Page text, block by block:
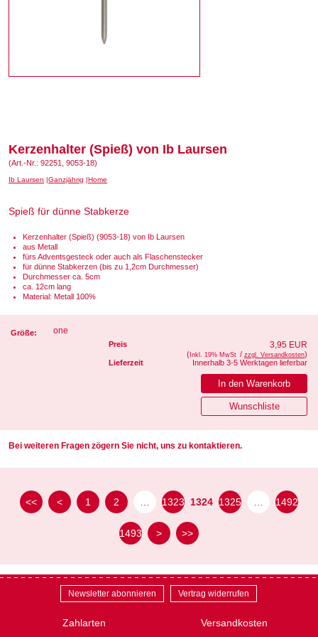
Kerzenhalter (Spieß) von Ib Laursen
(Art.-Nr.: 92251, 9053-18)
Ib Laursen Ganzjährig Home
Spieß für dünne Stabkerze
Kerzenhalter (Spieß) (9053-18) von Ib Laursen
aus Metall
fürs Adventsgesteck oder auch als Flaschenstecker
für dünne Stabkerzen (bis zu 1,2cm Durchmesser)
Durchmesser ca. 5cm
ca. 12cm lang
Material: Metall 100%
Größe: one
Preis 3,95 EUR
( Inkl. 19% MwSt / zzgl. Versandkosten)
Lieferzeit
Innerhalb 3-5 Werktagen lieferbar
Bei weiteren Fragen zögern Sie nicht, uns zu kontaktieren.
<< < 1 2 1323 1324 1325 1492
1493 > >>
Newsletter abonnieren Vertrag widerrufen
Zahlarten Versandkosten